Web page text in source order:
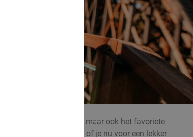
sauna’s, pretparken, maar ook het favoriete
tot wel 70% – of je nu voor een lekker